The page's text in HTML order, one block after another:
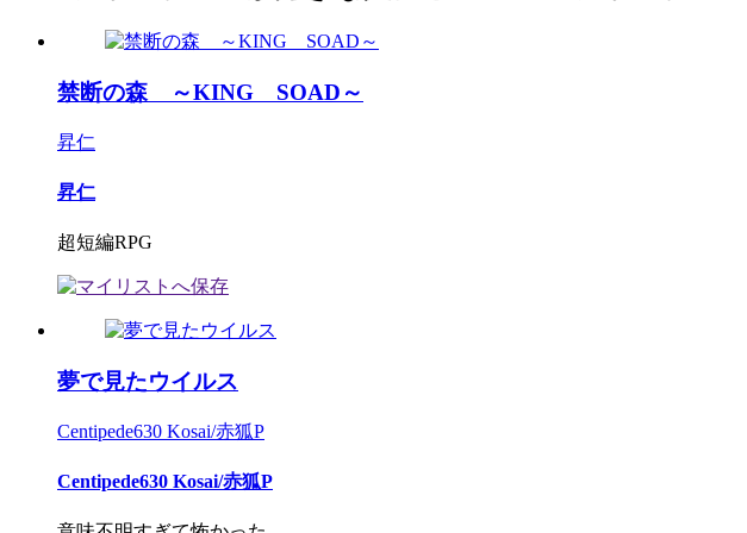
禁断の森 ～KING SOAD～
昇仁
昇仁
超短編RPG
夢で見たウイルス
Centipede630 Kosai/赤狐P
Centipede630 Kosai/赤狐P